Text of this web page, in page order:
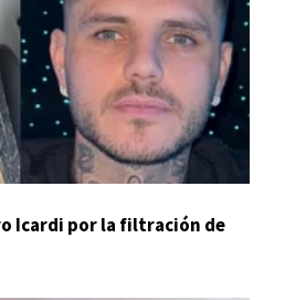
Icardi por la filtración de